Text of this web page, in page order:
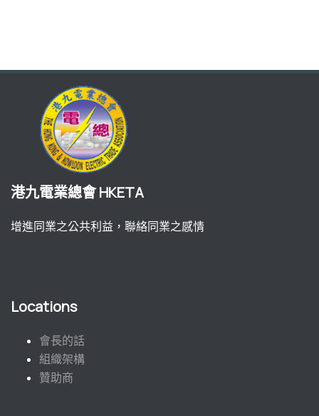
港九電業總會 HKETA
增進同業之公共利益，聯絡同業之感情
Locations
會長的話
組織架構
贊助商